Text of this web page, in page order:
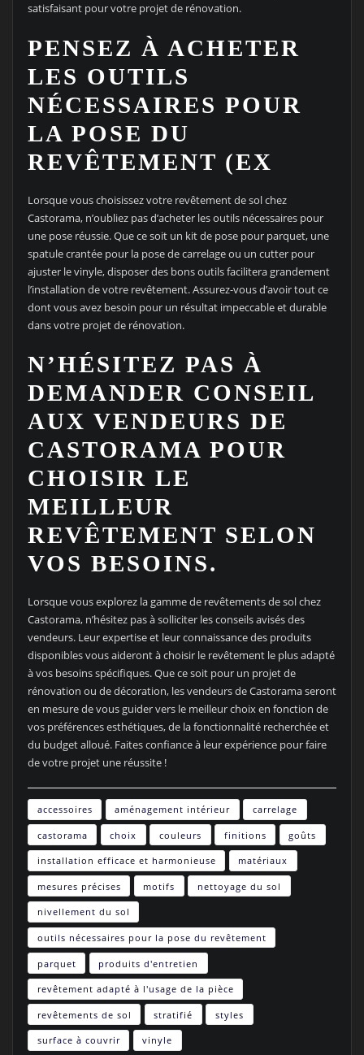
satisfaisant pour votre projet de rénovation.
PENSEZ À ACHETER
LES OUTILS
NÉCESSAIRES POUR
LA POSE DU
REVÊTEMENT (EX
Lorsque vous choisissez votre revêtement de sol chez
Castorama, n’oubliez pas d’acheter les outils nécessaires pour
une pose réussie. Que ce soit un kit de pose pour parquet, une
spatule crantée pour la pose de carrelage ou un cutter pour
ajuster le vinyle, disposer des bons outils facilitera grandement
l’installation de votre revêtement. Assurez-vous d’avoir tout ce
dont vous avez besoin pour un résultat impeccable et durable
dans votre projet de rénovation.
N’HÉSITEZ PAS À
DEMANDER CONSEIL
AUX VENDEURS DE
CASTORAMA POUR
CHOISIR LE
MEILLEUR
REVÊTEMENT SELON
VOS BESOINS.
Lorsque vous explorez la gamme de revêtements de sol chez
Castorama, n’hésitez pas à solliciter les conseils avisés des
vendeurs. Leur expertise et leur connaissance des produits
disponibles vous aideront à choisir le revêtement le plus adapté
à vos besoins spécifiques. Que ce soit pour un projet de
rénovation ou de décoration, les vendeurs de Castorama seront
en mesure de vous guider vers le meilleur choix en fonction de
vos préférences esthétiques, de la fonctionnalité recherchée et
du budget alloué. Faites confiance à leur expérience pour faire
de votre projet une réussite !
accessoires aménagement intérieur carrelage
castorama choix couleurs finitions goûts
installation efficace et harmonieuse matériaux
mesures précises motifs nettoyage du sol
nivellement du sol
outils nécessaires pour la pose du revêtement
parquet produits d'entretien
revêtement adapté à l'usage de la pièce
revêtements de sol stratifié styles
surface à couvrir vinyle